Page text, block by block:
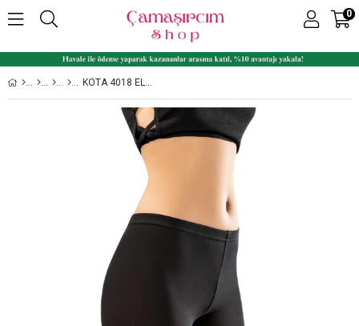
0
KOTA 4018 ELASTAN PENYE GÜNLÜK BAYAN DIZ ÜSTÜ TAYT